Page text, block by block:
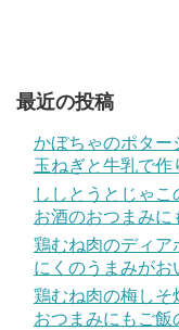
最近の投稿
かぼちゃのポター
玉ねぎと牛乳で作
ししとうとじゃ
お酒のおつまみ
鶏むね肉のディア
にくのうまみがお
鶏むね肉の梅しそ
おつまみにもご飯